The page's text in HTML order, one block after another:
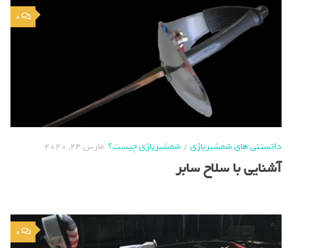
0
دانستنی های شمشیربازی/شمشیربازی چیست؟ مارس 24, 2020
آشنایی با سلاح سابر
0